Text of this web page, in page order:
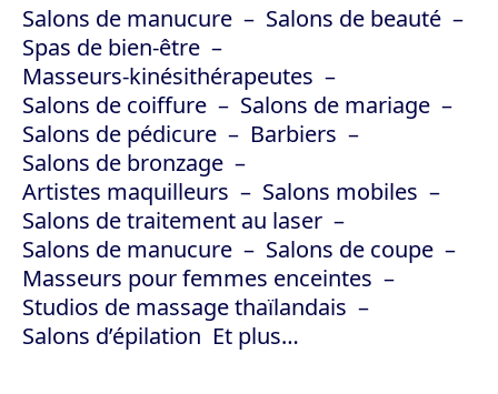
Salons de manucure
Salons de beauté
Spas de bien-être
Masseurs-kinésithérapeutes
Salons de coiffure
Salons de mariage
Salons de pédicure
Barbiers
Salons de bronzage
Artistes maquilleurs
Salons mobiles
Salons de traitement au laser
Salons de manucure
Salons de coupe
Masseurs pour femmes enceintes
Studios de massage thaïlandais
Salons d’épilation Et plus…